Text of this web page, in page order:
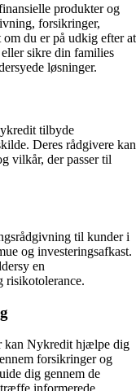
produkter og
forsikringer,
du er på udkig efter at
sikre din families
løsninger.
tilbyde
Deres rådgivere kan
vilkår, der passer til
til kunder i
og investeringsafkast.
en
risikotolerance.
kan Nykredit hjælpe dig
forsikringer og
dig gennem de
informerede